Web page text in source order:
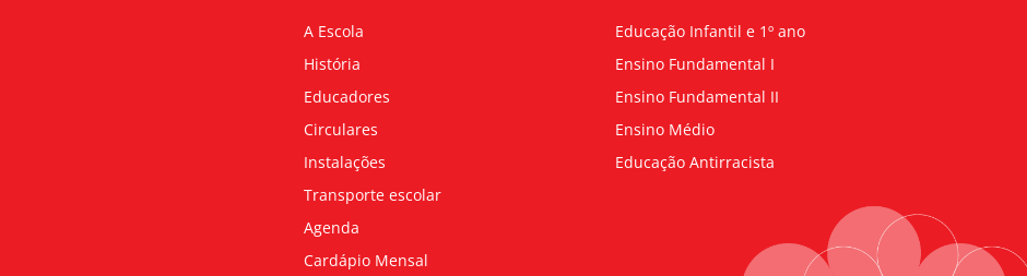
A Escola
História
Educadores
Circulares
Instalações
Transporte escolar
Agenda
Cardápio Mensal
Educação Infantil e 1º ano
Ensino Fundamental I
Ensino Fundamental II
Ensino Médio
Educação Antirracista